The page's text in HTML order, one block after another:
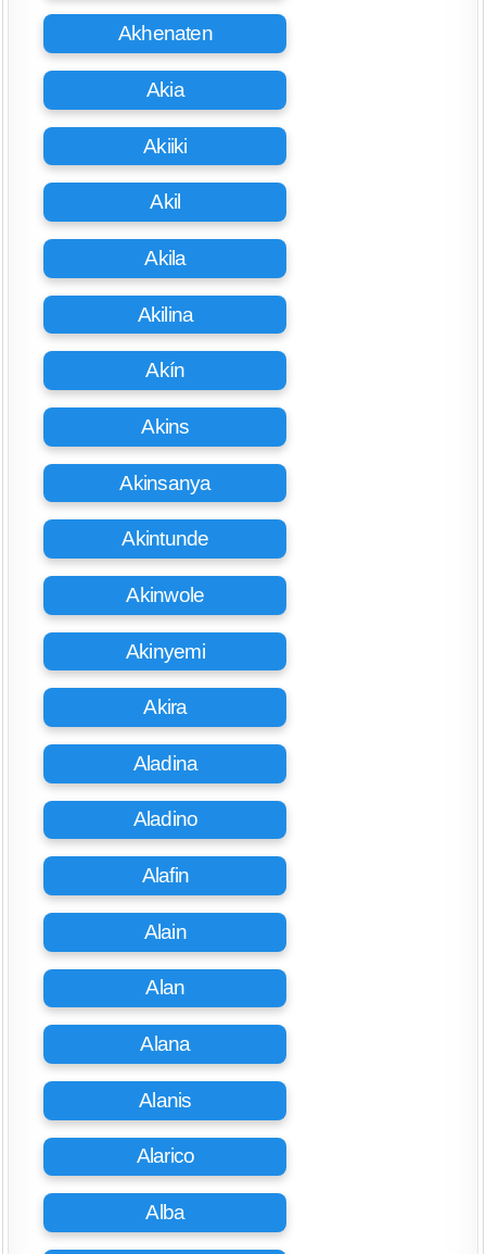
Akhenaten
Akia
Akiiki
Akil
Akila
Akilina
Akín
Akins
Akinsanya
Akintunde
Akinwole
Akinyemi
Akira
Aladina
Aladino
Alafin
Alain
Alan
Alana
Alanis
Alarico
Alba